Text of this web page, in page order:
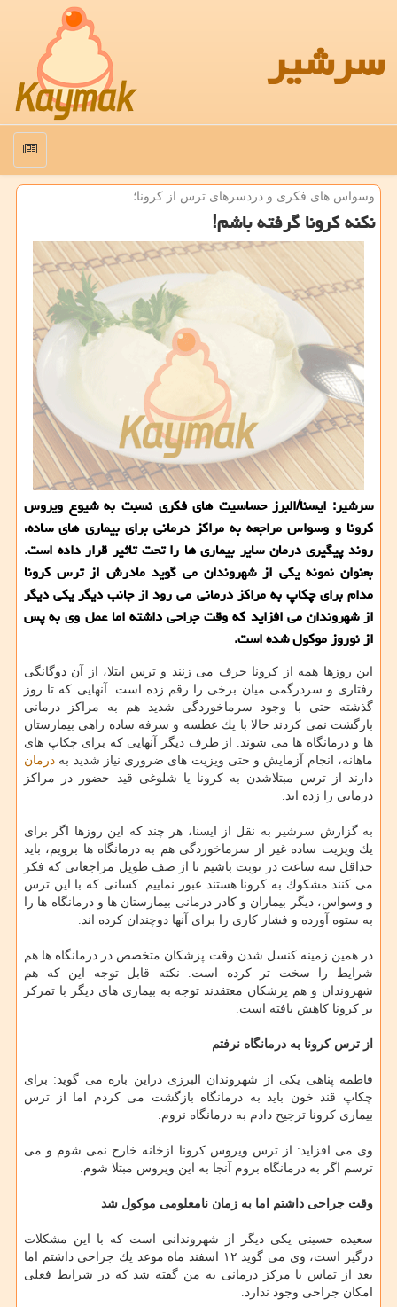
سرشیر
منو
وسواس های فكری و دردسرهای ترس از كرونا؛
نكنه كرونا گرفته باشم!
سرشیر: ایسنا/البرز حساسیت های فكری نسبت به شیوع ویروس
كرونا و وسواس مراجعه به مراكز درمانی برای بیماری های ساده،
روند پیگیری درمان سایر بیماری ها را تحت تاثیر قرار داده است.
بعنوان نمونه یكی از شهروندان می گوید مادرش از ترس كرونا
مدام برای چكاپ به مراكز درمانی می رود از جانب دیگر یكی دیگر
از شهروندان می افزاید كه وقت جراحی داشته اما عمل وی به پس
از نوروز موكول شده است.
این روزها همه از كرونا حرف می زنند و ترس ابتلا، از آن دوگانگی
رفتاری و سردرگمی میان برخی را رقم زده است. آنهایی كه تا روز
گذشته حتی با وجود سرماخوردگی شدید هم به مراكز درمانی
بازگشت نمی كردند حالا با یك عطسه و سرفه ساده راهی بیمارستان
ها و درمانگاه ها می شوند. از طرف دیگر آنهایی كه برای چكاپ های
ماهانه، انجام آزمایش و حتی ویزیت های ضروری نیاز شدید به درمان
دارند از ترس مبتلاشدن به كرونا یا شلوغی قید حضور در مراكز
درمانی را زده اند.
به گزارش سرشیر به نقل از ایسنا، هر چند كه این روزها اگر برای
یك ویزیت ساده غیر از سرماخوردگی هم به درمانگاه ها برویم، باید
حداقل سه ساعت در نوبت باشیم تا از صف طویل مراجعانی كه فكر
می كنند مشكوك به كرونا هستند عبور نماییم. كسانی كه با این ترس
و وسواس، دیگر بیماران و كادر درمانی بیمارستان ها و درمانگاه ها را
به ستوه آورده و فشار كاری را برای آنها دوچندان كرده اند.
در همین زمینه كنسل شدن وقت پزشكان متخصص در درمانگاه ها هم
شرایط را سخت تر كرده است. نكته قابل توجه این كه هم
شهروندان و هم پزشكان معتقدند توجه به بیماری های دیگر با تمركز
بر كرونا كاهش یافته است.
از ترس كرونا به درمانگاه نرفتم
فاطمه پناهی یكی از شهروندان البرزی دراین باره می گوید: برای
چكاپ قند خون باید به درمانگاه بازگشت می كردم اما از ترس
بیماری كرونا ترجیح دادم به درمانگاه نروم.
وی می افزاید: از ترس ویروس كرونا ازخانه خارج نمی شوم و می
ترسم اگر به درمانگاه بروم آنجا به این ویروس مبتلا شوم.
وقت جراحی داشتم اما به زمان نامعلومی موكول شد
سعیده حسینی یكی دیگر از شهروندانی است كه با این مشكلات
درگیر است، وی می گوید ۱۲ اسفند ماه موعد یك جراحی داشتم اما
بعد از تماس با مركز درمانی به من گفته شد كه در شرایط فعلی
امكان جراحی وجود ندارد.